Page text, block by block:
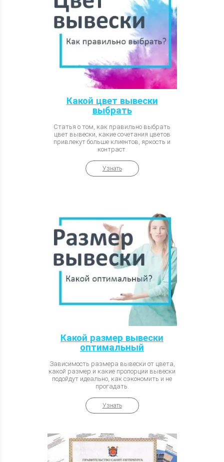
Какой цвет вывески
выбрать
Статья о том, как правильно выбрать
цвет вывески, какие сочетания цветов
привлекут больше клиентов, яркость и
контраст.
Узнать
Какой размер вывески
оптимальный
Зависимость размера вывески от цвета,
какой размер и какие пропорции вывески
подойдут идеально, как сэкономить и не
прогадать.
Узнать